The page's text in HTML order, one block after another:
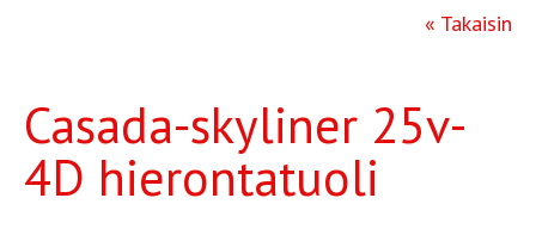
« Takaisin
Casada-skyliner 25v-
4D hierontatuoli